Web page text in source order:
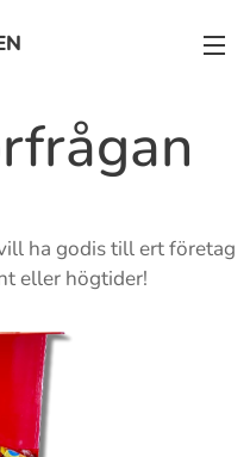
ha godis till ert företag
eller högtider!